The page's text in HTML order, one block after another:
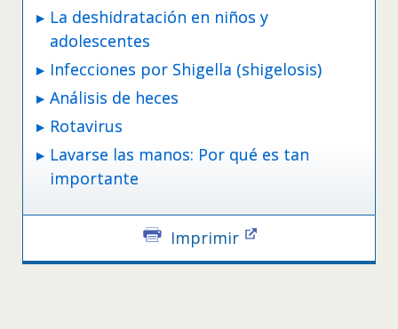
La deshidratación en niños y
adolescentes
Infecciones por Shigella (shigelosis)
Análisis de heces
Rotavirus
Lavarse las manos: Por qué es tan
importante
Imprimir